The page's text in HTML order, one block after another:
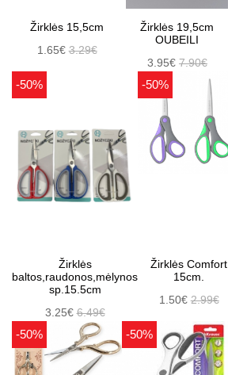
Žirklės 15,5cm
1.65€3.29€
Žirklės 19,5cm
OUBEILI
3.95€ 7.90€
-50%
Žirklės
baltos,raudonos,mėlynos
sp.15.5cm
3.25€6.49€
-50%
Žirklės Comfort
15cm.
1.50€ 2.99€
-50% -50%